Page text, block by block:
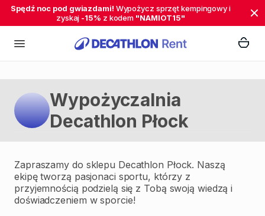
Spędź noc pod gwiazdami! Wypożycz sprzęt kempingowy i
zyskaj -15% z kodem "NAMIOT15"
Wypożyczalnia
Decathlon Płock
Zapraszamy do sklepu Decathlon Płock. Naszą
ekipę tworzą pasjonaci sportu, którzy z
przyjemnością podzielą się z Tobą swoją wiedzą i
doświadczeniem w sporcie!